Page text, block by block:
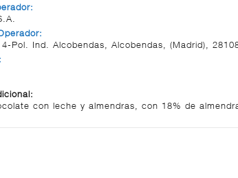
Pol. Ind. Alcobendas, Alcobendas, (Madrid),
con leche y almendras, con 18% de